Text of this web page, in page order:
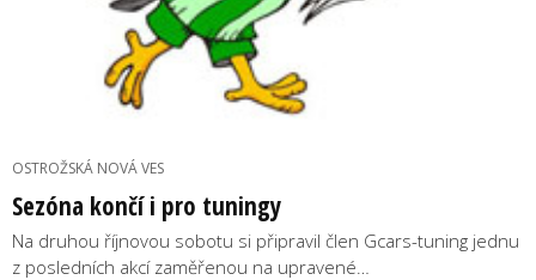
OSTROŽSKÁ NOVÁ VES
Sezóna končí i pro tuningy
Na druhou říjnovou sobotu si připravil člen Gcars-tuning jednu
z posledních akcí zaměřenou na upravené…